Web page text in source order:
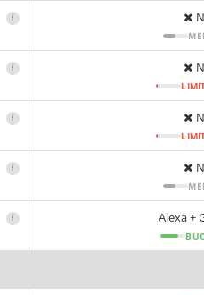
i
i
i
i
i Alexa +